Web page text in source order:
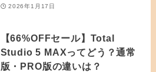
2026年1月17日
【66%OFFセール】Total
Studio 5 MAXってどう？通常
版・PRO版の違いは？